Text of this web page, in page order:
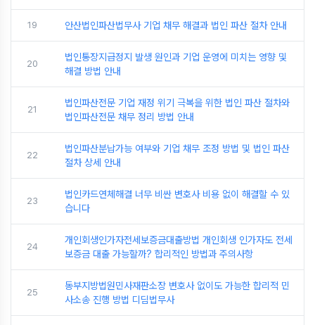
19 안산법인파산법무사 기업 채무 해결과 법인 파산 절차 안내
20
법인통장지급정지 발생 원인과 기업 운영에 미치는 영향 및
해결 방법 안내
21
법인파산전문 기업 재정 위기 극복을 위한 법인 파산 절차와
법인파산전문 채무 정리 방법 안내
22
법인파산분납가능 여부와 기업 채무 조정 방법 및 법인 파산
절차 상세 안내
23
법인카드연체해결 너무 비싼 변호사 비용 없이 해결할 수 있
습니다
24
개인회생인가자전세보증금대출방법 개인회생 인가자도 전세
보증금 대출 가능할까? 합리적인 방법과 주의사항
25
동부지방법원민사재판소장 변호사 없이도 가능한 합리적 민
사소송 진행 방법 디딤법무사